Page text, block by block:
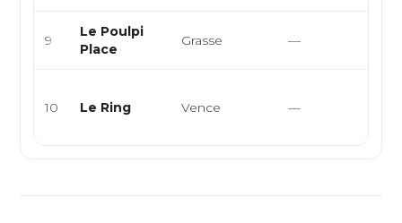
9
Le Poulpi
Place
Grasse —
10 Le Ring Vence —